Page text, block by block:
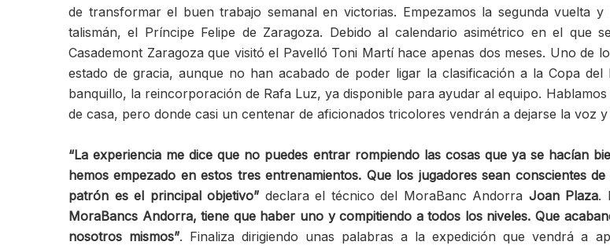
de transformar el buen trabajo semanal en victorias. Empezamos la segunda vuelta
talismán, el Príncipe Felipe de Zaragoza. Debido al calendario asimétrico en el
Casademont Zaragoza que visitó el Pavelló Toni Martí hace apenas dos meses. Uno de
estado de gracia, aunque no han acabado de poder ligar la clasificación a la Copa
banquillo, la reincorporación de Rafa Luz, ya disponible para ayudar al equipo.
de casa, pero donde casi un centenar de aficionados tricolores vendrán a dejarse la voz
“La experiencia me dice que no puedes entrar rompiendo las cosas que ya se hacían
hemos empezado en estos tres entrenamientos. Que los jugadores sean conscientes
patrón es el principal objetivo” declara el técnico del MoraBanc Andorra Joan Plaza.
MoraBancs Andorra, tiene que haber uno y compitiendo a todos los niveles. Que
nosotros mismos”. Finaliza dirigiendo unas palabras a la expedición que vendrá a